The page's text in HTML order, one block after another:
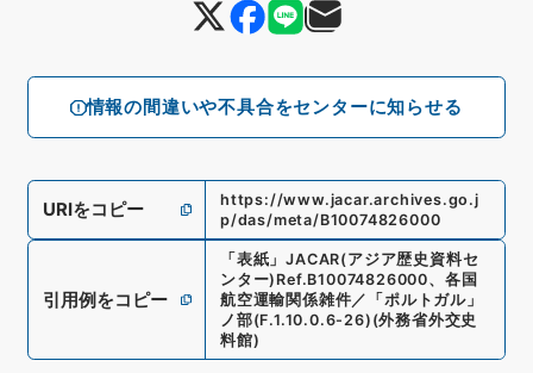
情報の間違いや不具合をセンターに知らせる
URIをコピー
https://www.jacar.archives.go.j
p/das/meta/B10074826000
引用例をコピー
「 表紙 」JACAR(アジア歴史資料セ
ンター) Ref.B10074826000、 各国
航空運輸関係雑件／「ポルトガル」
ノ部(F.1.10.0.6-26) (外務省外交史
料館)